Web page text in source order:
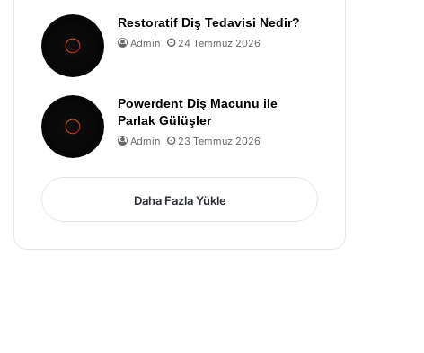
Restoratif Diş Tedavisi Nedir?
Admin 24 Temmuz 2026
Powerdent Diş Macunu ile
Parlak Gülüşler
Admin 23 Temmuz 2026
Daha Fazla Yükle